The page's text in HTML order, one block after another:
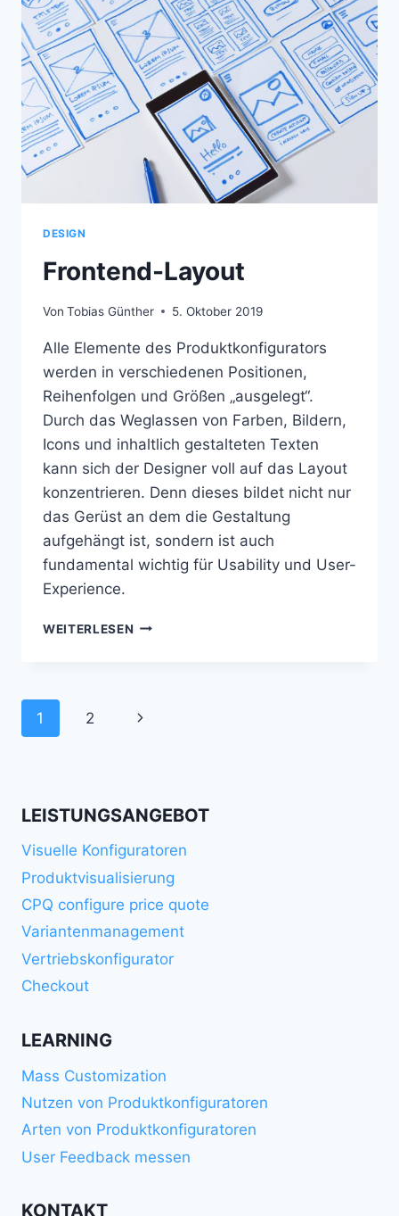
DESIGN
Frontend-Layout
Von Tobias Günther 5. Oktober 2019
Alle Elemente des Produktkonfigurators
werden in verschiedenen Positionen,
Reihenfolgen und Größen „ausgelegt“.
Durch das Weglassen von Farben, Bildern,
Icons und inhaltlich gestalteten Texten
kann sich der Designer voll auf das Layout
konzentrieren. Denn dieses bildet nicht nur
das Gerüst an dem die Gestaltung
aufgehängt ist, sondern ist auch
fundamental wichtig für Usability und User-
Experience.
WEITERLESEN FRONTEND-
Seitennavigation
1 2
Nächste
LEISTUNGSANGEBOT
Visuelle Konfiguratoren
Produktvisualisierung
CPQ configure price quote
Variantenmanagement
Vertriebskonfigurator
Checkout
LEARNING
Mass Customization
Nutzen von Produktkonfiguratoren
Arten von Produktkonfiguratoren
User Feedback messen
KONTAKT